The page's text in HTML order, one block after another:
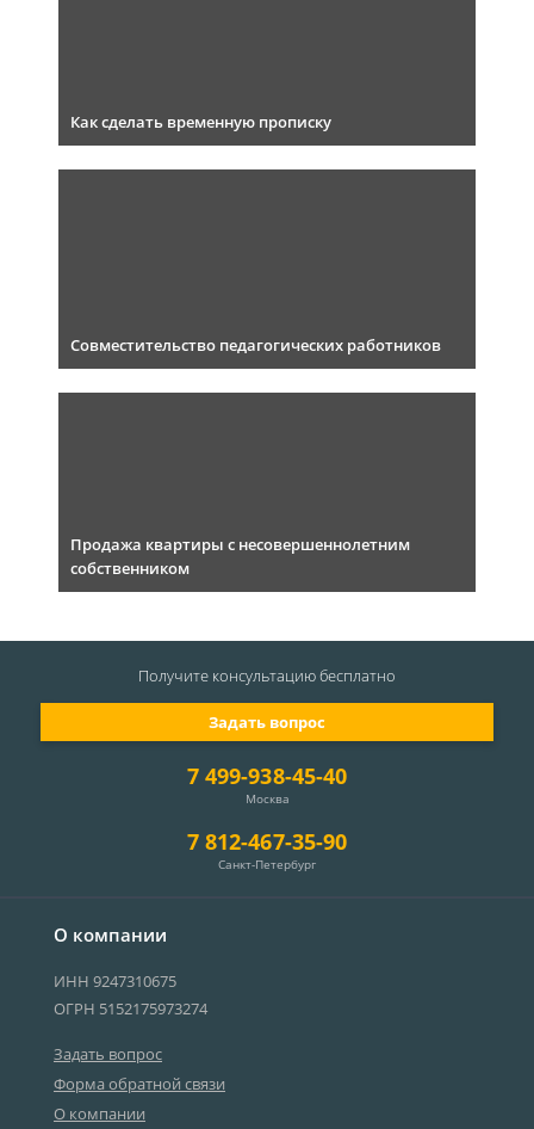
Как сделать временную прописку
Совместительство педагогических работников
Продажа квартиры с несовершеннолетним
собственником
О компании
ИНН 9247310675
ОГРН 5152175973274
Задать вопрос
Форма обратной связи
О компании
7 499-938-45-40
Москва
7 812-467-35-90
Санкт-Петербург
Задать вопрос
Получите консультациюбесплатно